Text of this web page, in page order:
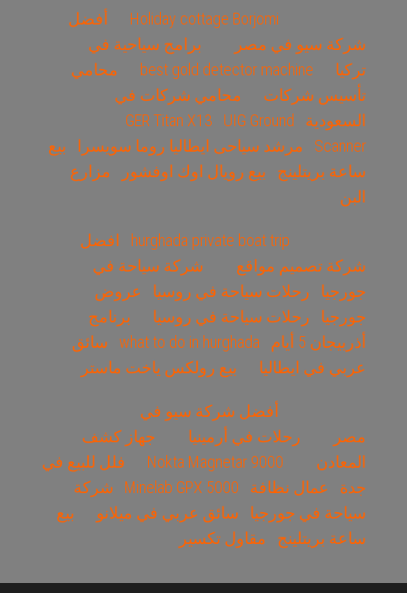
Holiday cottage Borjomi
أفضل
شركة سيو في مصر
برامج سياحية في
تركيا
best gold detector machine
محامي
تأسيس شركات
محامي شركات في
السعودية
GER Titan X13
UIG Ground
Scanner
مرشد سياحى ايطاليا روما سويسرا
بيع
ساعة بريتلينج
بيع رويال اوك اوفشور
مزارع
البن
hurghada private boat trip
افضل
شركة تصميم مواقع
شركة سياحة في
جورجيا
رحلات سياحة في روسيا
عروض
جورجيا
رحلات سياحة في روسيا
برنامج
أذربيجان 5 أيام
what to do in hurghada
سائق
عربي في ايطاليا
بيع رولكس ياخت ماستر
أفضل شركة سيو في
مصر
رحلات في أرمينيا
جهاز كشف
المعادن
Nokta Magnetar 9000
فلل للبيع في
جدة
عمال نظافة Minelab GPX 5000
شركة
سياحة في جورجيا
سائق عربي في ميلانو
بيع
ساعة بريتلينج
مقاول تكسير